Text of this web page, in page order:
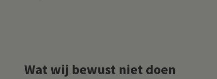
Wat wij bewust niet doen